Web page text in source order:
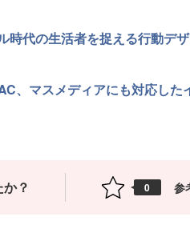
時代の生活者を捉える行動デ
、マスメディアにも対応した
？ 0 参